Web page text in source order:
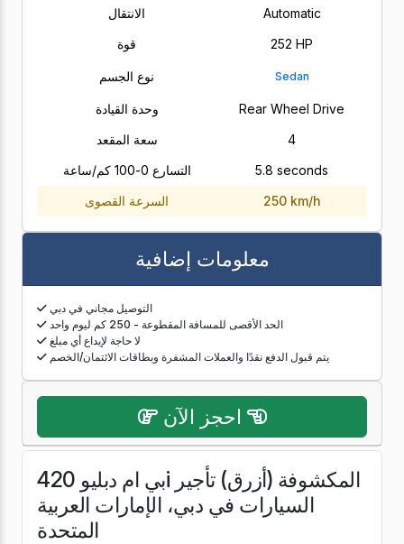
الانتقال
Automatic
قوة
252 HP
نوع الجسم Sedan
وحدة القيادة
Rear Wheel Drive
سعة المقعد
4
التسارع 0-100 كم/ساعة
5.8 seconds
السرعة القصوى
250 km/h
معلومات إضافية
التوصيل مجاني في دبي
الحد الأقصى للمسافة المقطوعة - 250 كم ليوم واحد
لا حاجة لإيداع أي مبلغ
يتم قبول الدفع نقدًا والعملات المشفرة وبطاقات الائتمان/الخصم
بي ام دبليو 420i المكشوفة (أزرق) تأجير
السيارات في دبي، الإمارات العربية
المتحدة